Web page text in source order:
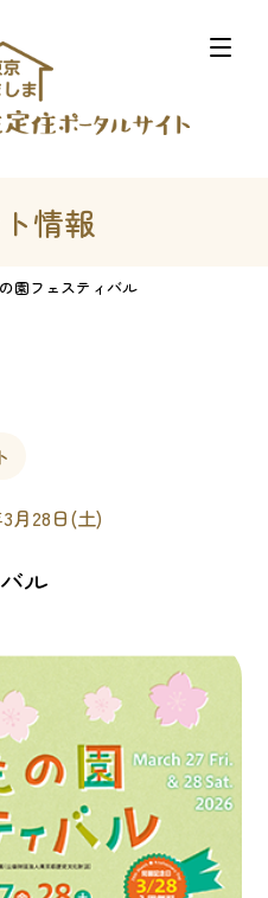
情報
園フェスティバル
月28日(土)
ル